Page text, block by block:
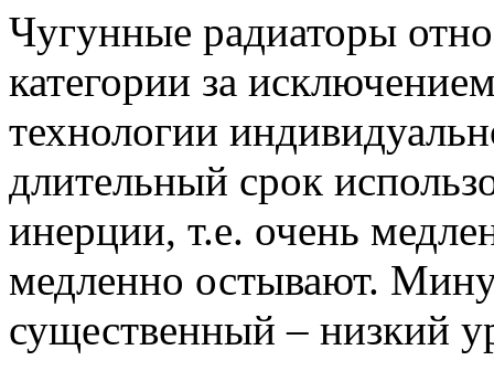
Чугунные радиаторы
категории за
технологии
длительный срок
инерции, т.е. очень
медленно остывают.
существенный – низкий